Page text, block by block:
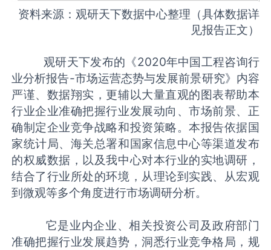
资料来源：观研天下数据中心整理（具体数据详
见报告正文）
观研天下发布的《2020年中国工程咨询行
业分析报告-市场运营态势与发展前景研究》内容
严谨、数据翔实，更辅以大量直观的图表帮助本
行业企业准确把握行业发展动向、市场前景、正
确制定企业竞争战略和投资策略。本报告依据国
家统计局、海关总署和国家信息中心等渠道发布
的权威数据，以及我中心对本行业的实地调研，
结合了行业所处的环境，从理论到实践、从宏观
到微观等多个角度进行市场调研分析。
它是业内企业、相关投资公司及政府部门
准确把握行业发展趋势，洞悉行业竞争格局，规